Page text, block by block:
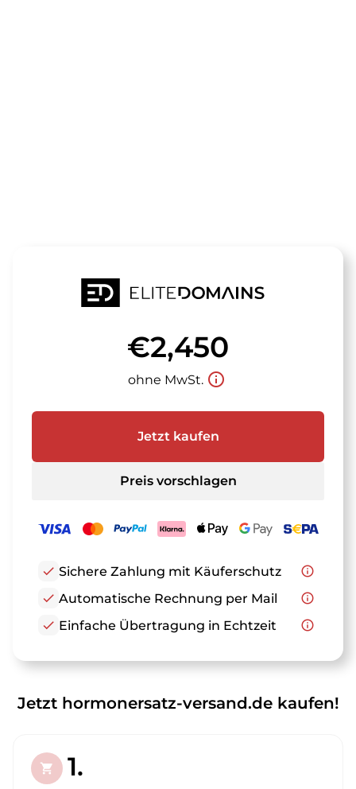
€2,450
ohne MwSt. info_outline
Jetzt kaufen
Preis vorschlagen
check Sichere Zahlung mit Käuferschutz
info_outline
check Automatische Rechnung per Mail
info_outline
check Einfache Übertragung in Echtzeit info_outline
Jetzt hormonersatz-versand.de kaufen!
shopping_cart 1.